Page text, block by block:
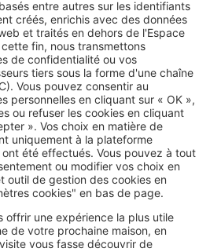
Acheter
Résidence secondaire : le mobil-
home est-il vraiment la bonne
affaire annoncée ?